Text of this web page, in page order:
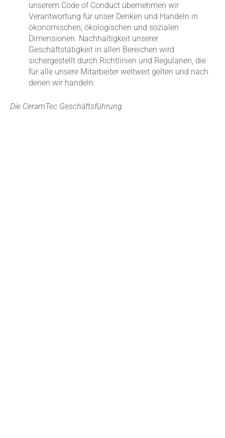
unserem Code of Conduct übernehmen wir
Verantwortung für unser Denken und Handeln in
ökonomischen, ökologischen und sozialen
Dimensionen. Nachhaltigkeit unserer
Geschäftstätigkeit in allen Bereichen wird
sichergestellt durch Richtlinien und Regularien, die
für alle unsere Mitarbeiter weltweit gelten und nach
denen wir handeln.
Die CeramTec Geschäftsführung